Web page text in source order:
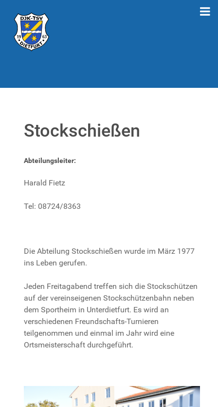
Stockschießen
Abteilungsleiter:
Harald Fietz
Tel: 08724/8363
Die Abteilung Stockschießen wurde im März 1977
ins Leben gerufen.
Jeden Freitagabend treffen sich die Stockschützen
auf der vereinseigenen Stockschützenbahn neben
dem Sportheim in Unterdietfurt. Es wird an
verschiedenen Freundschafts-Turnieren
teilgenommen und einmal im Jahr wird eine
Ortsmeisterschaft durchgeführt.